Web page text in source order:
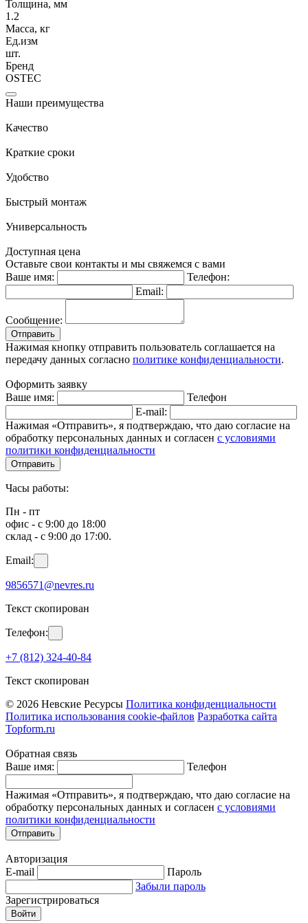
Толщина, мм
1.2
Масса, кг
Ед.изм
шт.
Бренд
OSTEC
Наши преимущества
Качество
Краткие сроки
Удобство
Быстрый монтаж
Универсальность
Доступная цена
Оставьте свои контакты и мы свяжемся с вами
Ваше имя:
Телефон:
Email:
Сообщение:
Отправить
Нажимая кнопку отправить пользователь соглашается на
передачу данных согласно политике конфиденциальности.
Оформить заявку
Ваше имя:
Телефон
E-mail:
Нажимая «Отправить», я подтверждаю, что даю согласие на
обработку персональных данных и согласен с условиями
политики конфиденциальности
Отправить
Часы работы:
Пн - пт
офис - с 9:00 до 18:00
склад - с 9:00 до 17:00.
Email:
9856571@nevres.ru
Текст скопирован
Телефон:
+7 (812) 324-40-84
Текст скопирован
© 2026 Невские Ресурсы Политика конфиденциальности
Политика использования cookie-файлов Разработка сайта
Topform.ru
Обратная связь
Ваше имя:
Телефон
Нажимая «Отправить», я подтверждаю, что даю согласие на
обработку персональных данных и согласен с условиями
политики конфиденциальности
Отправить
Авторизация
E-mail
Пароль
Забыли пароль
Зарегистрироваться
Войти